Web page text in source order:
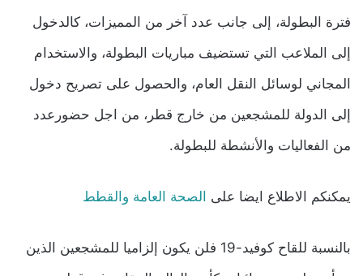
فترة البطولة، إلى جانب عدد آخر من المميزات، كالدخول
إلى الملاعب التي تستضيف مباريات البطولة، والاستخدام
المجاني لوسائل النقل العام، والحصول على تصريح دخول
إلى الدولة للمشجعين من خارج قطر، من اجل حضورعدد
من الفعاليات والأنشطة للبطولة.
يمكنكم الاطلاع ايضا على الصحة العامة والقطط
بالنسبة للقاح كوفيد-19 فلن يكون إلزاميا للمشجعين الذين